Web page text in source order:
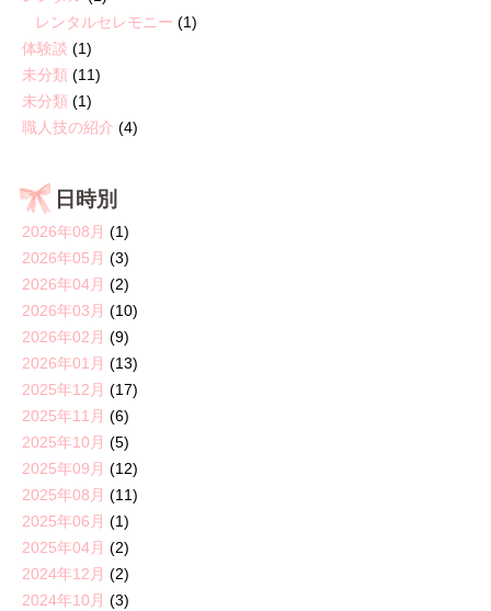
レンタルセレモニー (1)
体験談 (1)
未分類 (11)
未分類 (1)
職人技の紹介 (4)
日時別
2026年08月 (1)
2026年05月 (3)
2026年04月 (2)
2026年03月 (10)
2026年02月 (9)
2026年01月 (13)
2025年12月 (17)
2025年11月 (6)
2025年10月 (5)
2025年09月 (12)
2025年08月 (11)
2025年06月 (1)
2025年04月 (2)
2024年12月 (2)
2024年10月 (3)